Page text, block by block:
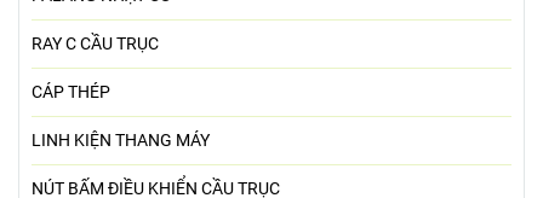
RAY C CẦU TRỤC
CÁP THÉP
LINH KIỆN THANG MÁY
NÚT BẤM ĐIỀU KHIỂN CẦU TRỤC